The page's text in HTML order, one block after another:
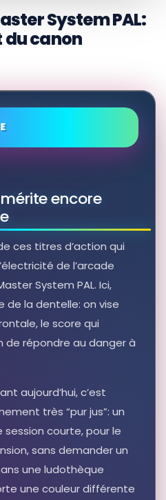
liés
À VÉRIFIER
of Fire
liés
À VÉRIFIER
of Fire Larger Than Life
[Import]
→
System PAL:
du canon
encore
ces titres d’action qui
de l’arcade
System PAL. Ici,
de la dentelle: on vise
le score qui
de répondre au danger à
aujourd’hui, c’est
très “pur jus”: un
session courte, pour le
sans demander un
une ludothèque
une couleur différente